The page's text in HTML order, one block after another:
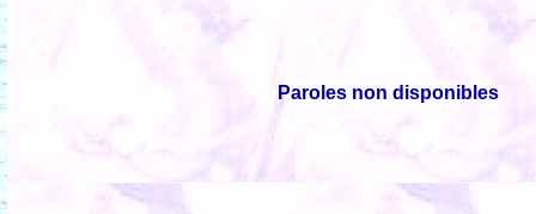
Paroles non disponibles